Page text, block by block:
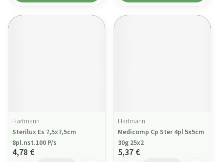
Hartmann
Sterilux Es 7,5x7,5cm
8pl.nst.100 P/s
4,78 €
Hartmann
Medicomp Cp Ster 4pl 5x5cm
30g 25x2
5,37 €